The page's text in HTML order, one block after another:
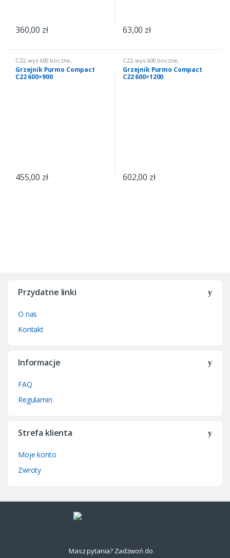
360,00 zł 63,00 zł
C22,wys 600 boczne,
Ogrzewanie Grzejniki CO
Grzejnik Purmo Compact
C22 600×900
455,00 zł
C22,wys 600 boczne,
Ogrzewanie Grzejniki CO
Grzejnik Purmo Compact
C22 600×1200
602,00 zł
Przydatne linki
O nas
Kontakt
Informacje
FAQ
Regulamin
Strefa klienta
Moje konto
Zwroty
Masz pytania? Zadzwoń do